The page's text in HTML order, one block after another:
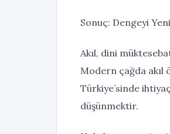
Sonuç: Dengeyi
Akıl, dini
Modern çağda akıl
Türkiye’sinde
düşünmektir.